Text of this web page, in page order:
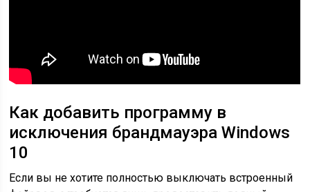
Как добавить программу в
исключения брандмауэра Windows
10
Если вы не хотите полностью выключать встроенный